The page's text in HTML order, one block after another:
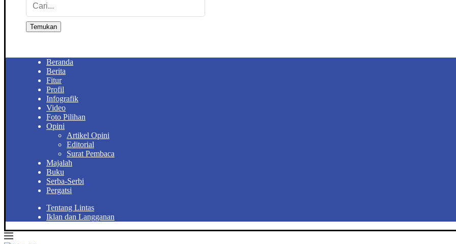
Temukan
Beranda
Berita
Fitur
Profil
Infografik
Video
Foto Pilihan
Opini
Artikel Opini
Editorial
Surat Pembaca
Majalah
Buku
Serba-Serbi
Pergatsi
Tentang Lintas
Iklan dan Langganan